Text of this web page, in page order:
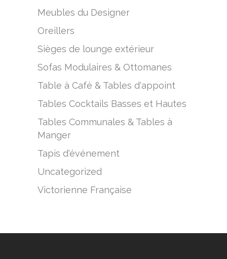
Meubles du Designer
Oreillers
Sièges de lounge extérieur
Sofas Modulaires & Ottomanes
Table à Café & Tables d'appoint
Tables Cocktails Basses et Hautes
Tables Communales & Tables à
Manger
Tapis d'événement
Uncategorized
Victorienne Française